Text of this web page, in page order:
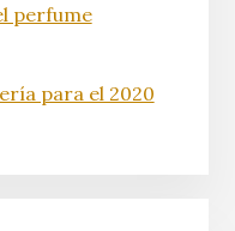
perfume
para el 2020